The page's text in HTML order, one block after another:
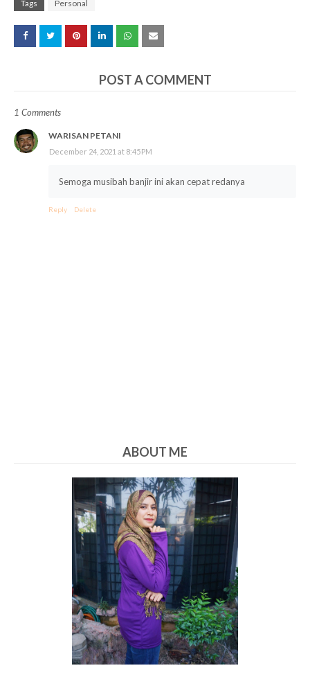
Tags Personal
POST A COMMENT
1 Comments
WARISAN PETANI
December 24, 2021 at 8:45 PM
Semoga musibah banjir ini akan cepat redanya
Reply Delete
ABOUT ME